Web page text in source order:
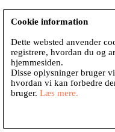
Cookie information
Dette websted anvender
registrere, hvordan du og
hjemmesiden.
Disse oplysninger bruger
hvordan vi kan forbedre
bruger. Læs mere.